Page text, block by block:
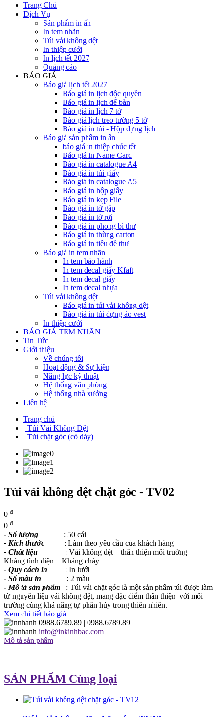
Trang Chủ
Dịch Vụ
Sản phẩm in ấn
In tem nhãn
Túi vải không dệt
In thiệp cưới
In lịch tết 2027
Quảng cáo
BÁO GIÁ
Báo giá lịch tết 2027
Báo giá in lịch độc quyền
Báo giá in lịch để bàn
Báo giá in lịch 7 tờ
Báo giá lịch treo tường 5 tờ
Báo giá in túi - Hộp đựng lịch
Báo giá sản phẩm in ấn
báo giá in thiệp chúc tết
Báo giá in Name Card
Báo giá in catalogue A4
Báo giá in túi giấy
Báo giá in catalogue A5
Báo giá in hộp giấy
Báo giá in kẹp File
Báo giá in tờ gấp
Báo giá in tờ rơi
Báo giá in phong bì thư
Báo giá in thùng carton
Báo giá in tiêu đề thư
Báo giá in tem nhãn
In tem bảo hành
In tem decal giấy Kfaft
In tem decal giấy
In tem decal nhựa
Túi vải không dệt
Báo giá in túi vải không dệt
Báo giá in túi đựng áo vest
In thiệp cưới
BÁO GIÁ TEM NHÃN
Tin Tức
Giới thiệu
Về chúng tôi
Hoạt động & Sự kiện
Năng lực kỹ thuật
Hệ thống văn phòng
Hệ thống nhà xưởng
Liên hệ
Trang chủ
Túi Vải Không Dệt
Túi chặt góc (có đáy)
Túi vải không dệt chặt góc - TV02
0 đ
0 đ
- Số lượng
: 50 cái
- Kích thước : Làm theo yêu cầu của khách hàng
- Chất liệu
: Vải không dệt – thân thiện môi trường –
Kháng tĩnh điện – Kháng cháy
- Quy cách in : In lưới
- Số màu in : 2 màu
- Mô tả sản phẩm
: Túi vải chặt góc là một sản phẩm túi được làm
từ nguyên liệu vải không dệt, mang đặc điểm thân thiện với môi
trường cùng khả năng tự phân hủy trong thiên nhiên.
Xem chi tiết báo giá
0988.6789.89 | 0988.6789.89
info@inkinhbac.com
Mô tả sản phẩm
SẢN PHẨM Cùng loại